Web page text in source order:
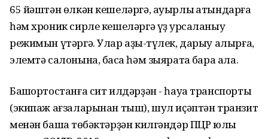
65 йәштән өлкән кешеләргә, ауырлы ҡатындарға
һәм хроник сирле кешеләргә үҙ ҡурсаланыу
режимын үтәргә. Улар аҙыҡ-түлек, дарыу алырға,
элемтә салонына, баҡса һәм зыяратҡа бара ала.
Башҡортостанға сит илдәрҙән - һауа транспорты
(экипаж ағзаларынан тыш), шул иҫәптән транзит
менән башҡа төбәктәрҙән килгәндәр ПЦР юлы